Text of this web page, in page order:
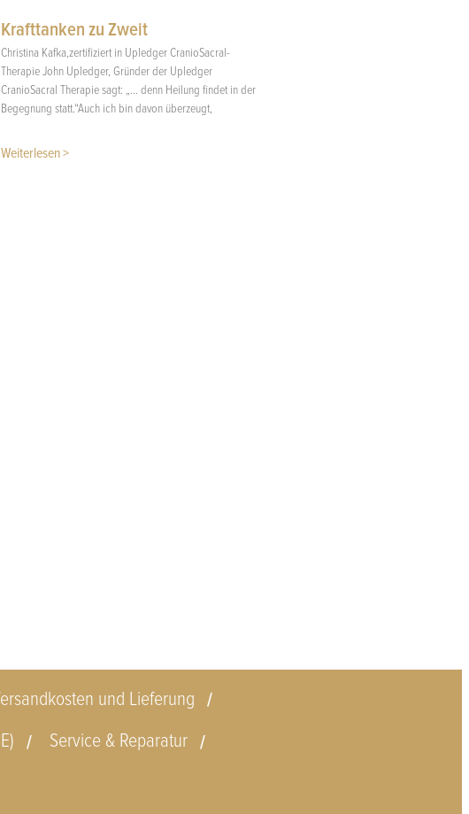
Krafttanken zu Zweit
Christina Kafka,zertifiziert in Upledger CranioSacral-
Therapie John Upledger, Gründer der Upledger
CranioSacral Therapie sagt: „… denn Heilung findet in der
Begegnung statt.“Auch ich bin davon überzeugt,
Weiterlesen >
und Lieferung
Service & Reparatur